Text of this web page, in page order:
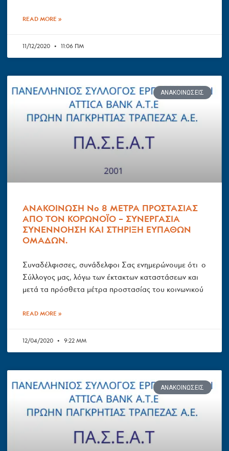
READ MORE »
11/12/2020 11:06 ΠΜ
ΑΝΑΚΟΙΝΏΣΕΙΣ
ΑΝΑΚΟΙΝΩΣΗ Νο 8 ΜΕΤΡΑ ΠΡΟΣΤΑΣΙΑΣ
ΑΠΟ ΤΟΝ ΚΟΡΩΝΟΪΟ – ΣΥΝΕΡΓΑΣΙΑ
ΣΥΝΕΝΝΟΗΣΗ ΚΑΙ ΣΤΗΡΙΞΗ ΕΥΠΑΘΩΝ
ΟΜΑΔΩΝ.
Συναδέλφισσες, συνάδελφοι Σας ενημερώνουμε ότι ο
Σύλλογος μας, λόγω των έκτακτων καταστάσεων και
μετά τα πρόσθετα μέτρα προστασίας του κοινωνικού
READ MORE »
12/04/2020 9:22 ΜΜ
ΑΝΑΚΟΙΝΏΣΕΙΣ